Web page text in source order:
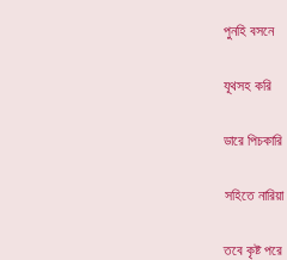
পুনহি
যূথসহ
ডারে
সহিতে
তবে